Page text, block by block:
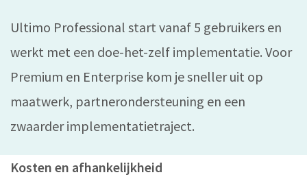
Ultimo Professional start vanaf 5 gebruikers en
werkt met een doe-het-zelf implementatie. Voor
Premium en Enterprise kom je sneller uit op
maatwerk, partnerondersteuning en een
zwaarder implementatietraject.
Kosten en afhankelijkheid